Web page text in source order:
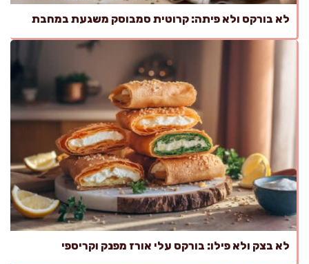
לא בורקס ולא פיתה: קרוטית סמבוסק משגעת במחבת
לא בצק ולא פילו: בורקס עלי אורז מפנק וקריספי